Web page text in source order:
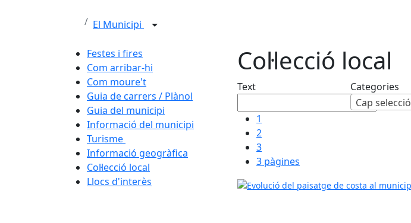
El Municipi
Festes i fires
Com arribar-hi
Com moure't
Guia de carrers / Plànol
Guia del municipi
Informació del municipi
Turisme
Informació geogràfica
Col·lecció local
Llocs d'interès
Col·lecció local
Text
Categories
Cap selecció
1
2
3
3 pàgines